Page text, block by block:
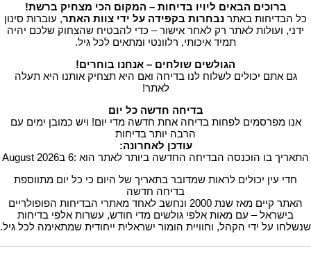
ברוכים הבאים ליויו בדיחות – המקום הכי מצחיק ברשת!
כל הבדיחות באתר נבחרות בקפידה על ידי צוות האתר, עוברות סינון
ידני, ועולות לאתר רק לאחר אישור – כדי להבטיח שהצחוק שלכם יהיה
תמיד איכותי, רלוונטי ומתאים לכל גיל.
הגולשים שולחים – אנחנו בוחרים!
גם אתם יכולים לשלוח לנו בדיחה ואם היא תצחיק אותנו היא תעלה
לאתר!
בדיחה חדשה כל יום
אנו מפרסמים לפחות בדיחה אחת חדשה מדי יום! ויש כמובן ימים עם
הרבה יותר בדיחות
עודכן לאחרונה:
התאריך בו הוכנסה הבדיחה החדשה ביותר לאתר הוא :6 בAugust 2026
חדי עין יכולים לראות שמדובר בתאריך של היום כי כל יום מתווספת
בדיחה חדשה
האתר קיים מאז שנת 2000 ונחשב לאחד מאתרי הבדיחות הפופולריים
בישראל – עם מאות אלפי גולשים מדי חודש, עשרות אלפי בדיחות
שנשלחו על ידי הקהל, וחוויית הומור ישראלית ייחודית שמתאימה לכל גיל.